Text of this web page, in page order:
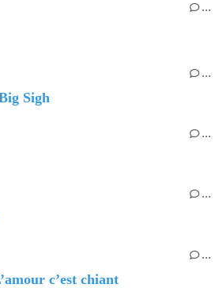
…
…
Sigh
…
…
…
c’est chiant